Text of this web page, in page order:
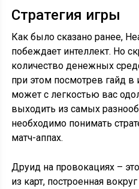
Стратегия игры
Как было сказано ранее,
побеждает интеллект. Но
количество денежных
при этом посмотрев гайд в
может с легкостью вас
выходить из самых
необходимо понимать
матч-аппах.
Друид на провокациях –
из карт, построенная